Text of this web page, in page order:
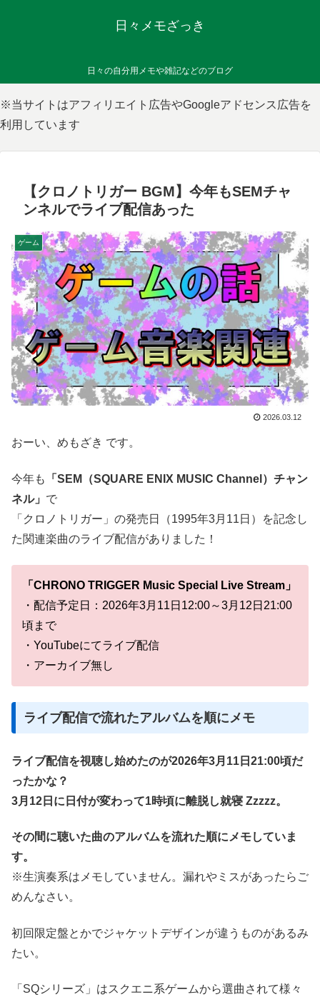
日々メモざっき
日々の自分用メモや雑記などのブログ
※当サイトはアフィリエイト広告やGoogleアドセンス広告を
利用しています
【クロノトリガー BGM】今年もSEMチャ
ンネルでライブ配信あった
ゲーム
2026.03.12
おーい、めもざき です。
今年も
「SEM（SQUARE ENIX MUSIC Channel）チャン
ネル」 で
「クロノトリガー」の発売日（1995年3月11日）を記念し
た関連楽曲のライブ配信がありました！
「CHRONO TRIGGER Music Special Live Stream」
・配信予定日：2026年3月11日12:00～3月12日21:00
頃まで
・YouTubeにてライブ配信
・アーカイブ無し
ライブ配信で流れたアルバムを順にメモ
ライブ配信を視聴し始めたのが2026年3月11日21:00頃だ
ったかな？
3月12日に日付が変わって1時頃に離脱し就寝 Zzzzz。
その間に聴いた曲のアルバムを流れた順にメモしていま
す。
※生演奏系はメモしていません。漏れやミスがあったらご
めんなさい。
初回限定盤とかでジャケットデザインが違うものがあるみ
たい。
「SQシリーズ」はスクエニ系ゲームから選曲されて様々